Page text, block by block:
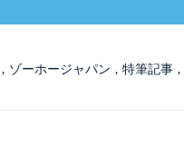
, ゾーホージャパン , 特筆記事 ,